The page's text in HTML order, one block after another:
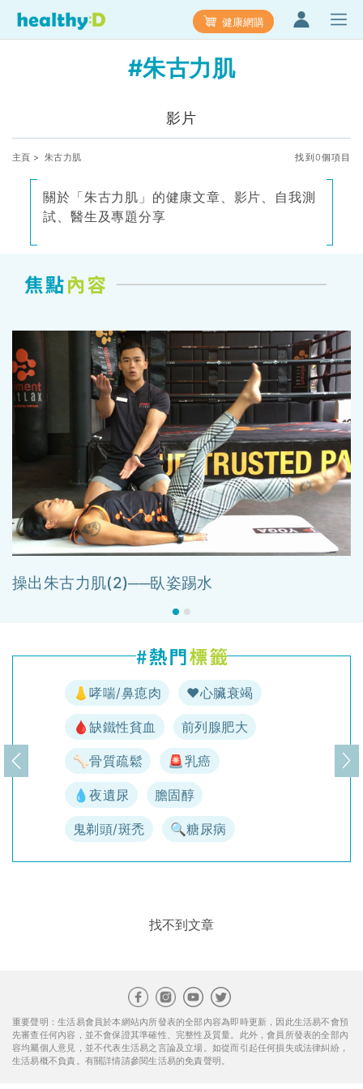
健康網購
#朱古力肌
影片
主頁 > 朱古力肌 找到0個項目
關於「朱古力肌」的健康文章、影片、自我測
試、醫生及專題分享
操出朱古力肌(2)──臥姿踢水
👃哮喘/鼻瘜肉 ♥️心臟衰竭
🩸缺鐵性貧血 前列腺肥大
🦴骨質疏鬆 🚨乳癌
💧夜遺尿 膽固醇
鬼剃頭/斑禿 🔍糖尿病
上一頁 下
找不到文章
重要聲明：生活易會員於本網站內所發表的全部內容為即時更新，因此生活易不會預
先審查任何內容，並不會保證其準確性、完整性及質量。此外，會員所發表的全部內
容均屬個人意見，並不代表生活易之言論及立場。如從而引起任何損失或法律糾紛，
生活易概不負責。有關詳情請參閱生活易的免責聲明。